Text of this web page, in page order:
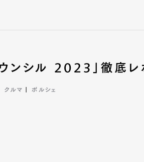
ウンシル 2023」徹底
クルマ ポルシェ